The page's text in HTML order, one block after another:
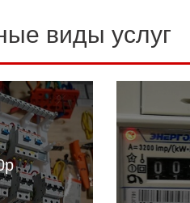
виды услуг